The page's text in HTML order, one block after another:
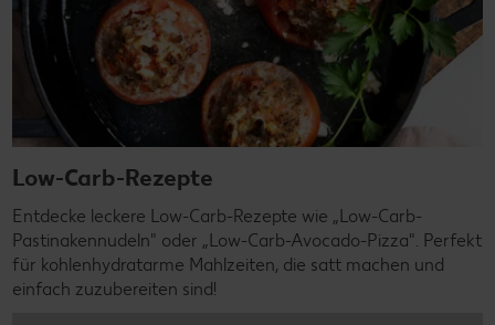
Low-Carb-Rezepte
Entdecke leckere Low-Carb-Rezepte wie „Low-Carb-
Pastinakennudeln" oder „Low-Carb-Avocado-Pizza". Perfekt
für kohlenhydratarme Mahlzeiten, die satt machen und
einfach zuzubereiten sind!